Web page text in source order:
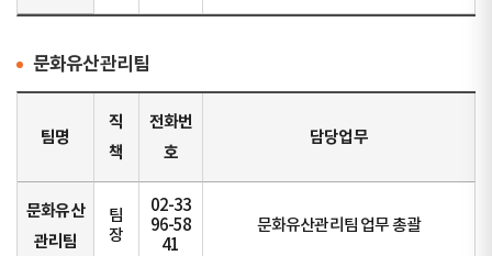
문화유산관리팀
팀명
직
책
전화번
호
담당업무
문화유산
관리팀
팀
장
02-33
96-58
41
문화유산관리팀 업무 총괄